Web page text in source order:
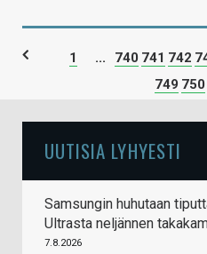
1 ... 740 741 742
749 750
UUTISIA LYHYESTI
Samsungin huhutaan
Ultrasta neljännen
7.8.2026